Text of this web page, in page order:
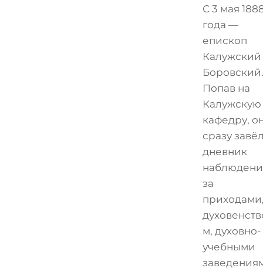
С 3 мая
года —
епископ
Калужский
Боровский.
Попав на
Калужскую
кафедру,
сразу
дневник
за
м, духовно-
учебными